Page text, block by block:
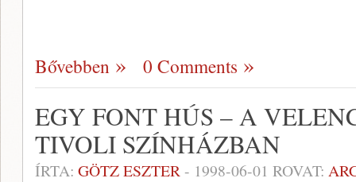
Bővebben 0 Comments
EGY FONT HÚS – A
TIVOLI SZÍNHÁZBAN
ÍRTA: GÖTZ ESZTER- 1998-06-01 ROVAT: